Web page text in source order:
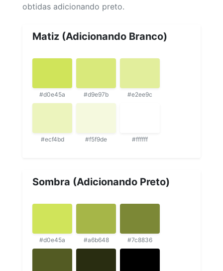
obtidas adicionando preto.
Matiz (Adicionando Branco)
#d0e45a #d9e97b #e2ee9c
#ecf4bd #f5f9de #ffffff
Sombra (Adicionando Preto)
#d0e45a #a6b648 #7c8836